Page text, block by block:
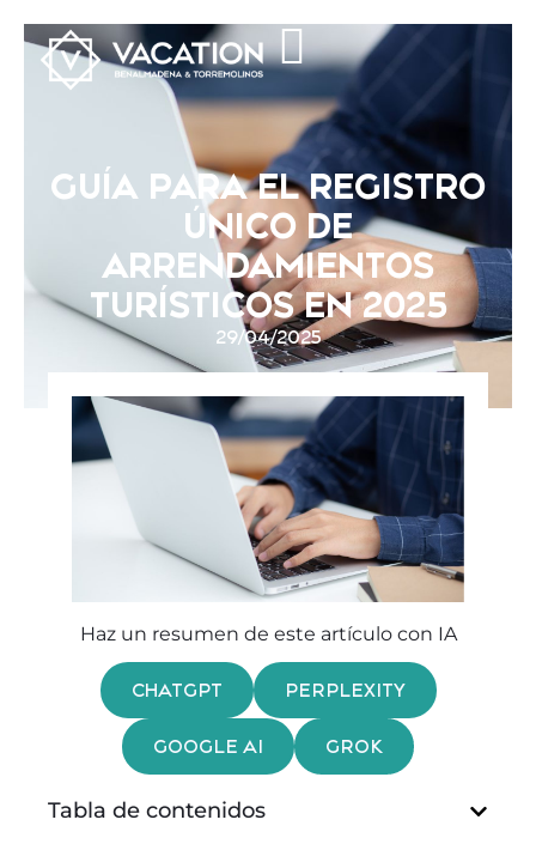
GUÍA PARA EL REGISTRO
ÚNICO DE
ARRENDAMIENTOS
TURÍSTICOS EN 2025
29/04/2025
Haz un resumen de este artículo con IA
CHATGPT PERPLEXITY
GOOGLE AI GROK
Tabla de contenidos